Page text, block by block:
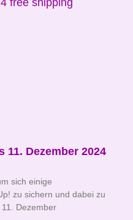
11. Dezember 2024
sich einige
zu sichern und dabei zu
Dezember